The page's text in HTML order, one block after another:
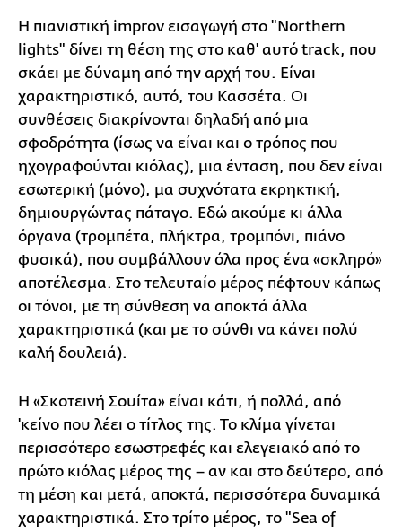
Η πιανιστική improv εισαγωγή στο "Northern
lights" δίνει τη θέση της στο καθ' αυτό track, που
σκάει με δύναμη από την αρχή του. Είναι
χαρακτηριστικό, αυτό, του Κασσέτα. Οι
συνθέσεις διακρίνονται δηλαδή από μια
σφοδρότητα (ίσως να είναι και ο τρόπος που
ηχογραφούνται κιόλας), μια ένταση, που δεν είναι
εσωτερική (μόνο), μα συχνότατα εκρηκτική,
δημιουργώντας πάταγο. Εδώ ακούμε κι άλλα
όργανα (τρομπέτα, πλήκτρα, τρομπόνι, πιάνο
φυσικά), που συμβάλλουν όλα προς ένα «σκληρό»
αποτέλεσμα. Στο τελευταίο μέρος πέφτουν κάπως
οι τόνοι, με τη σύνθεση να αποκτά άλλα
χαρακτηριστικά (και με το σύνθι να κάνει πολύ
καλή δουλειά).
Η «Σκοτεινή Σουίτα» είναι κάτι, ή πολλά, από
'κείνο που λέει ο τίτλος της. Το κλίμα γίνεται
περισσότερο εσωστρεφές και ελεγειακό από το
πρώτο κιόλας μέρος της – αν και στο δεύτερο, από
τη μέση και μετά, αποκτά, περισσότερα δυναμικά
χαρακτηριστικά. Στο τρίτο μέρος, το "Sea of